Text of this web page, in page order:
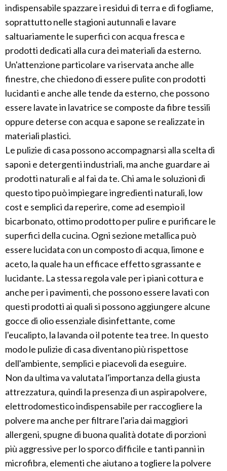
indispensabile spazzare i residui di terra e di fogliame,
soprattutto nelle stagioni autunnali e lavare
saltuariamente le superfici con acqua fresca e
prodotti dedicati alla cura dei materiali da esterno.
Un'attenzione particolare va riservata anche alle
finestre, che chiedono di essere pulite con prodotti
lucidanti e anche alle tende da esterno, che possono
essere lavate in lavatrice se composte da fibre tessili
oppure deterse con acqua e sapone se realizzate in
materiali plastici.
Le pulizie di casa possono accompagnarsi alla scelta di
saponi e detergenti industriali, ma anche guardare ai
prodotti naturali e al fai da te. Chi ama le soluzioni di
questo tipo può impiegare ingredienti naturali, low
cost e semplici da reperire, come ad esempio il
bicarbonato, ottimo prodotto per pulire e purificare le
superfici della cucina. Ogni sezione metallica può
essere lucidata con un composto di acqua, limone e
aceto, la quale ha un efficace effetto sgrassante e
lucidante. La stessa regola vale per i piani cottura e
anche per i pavimenti, che possono essere lavati con
questi prodotti ai quali si possono aggiungere alcune
gocce di olio essenziale disinfettante, come
l'eucalipto, la lavanda o il potente tea tree. In questo
modo le pulizie di casa diventano più rispettose
dell'ambiente, semplici e piacevoli da eseguire.
Non da ultima va valutata l'importanza della giusta
attrezzatura, quindi la presenza di un aspirapolvere,
elettrodomestico indispensabile per raccogliere la
polvere ma anche per filtrare l'aria dai maggiori
allergeni, spugne di buona qualità dotate di porzioni
più aggressive per lo sporco difficile e tanti panni in
microfibra, elementi che aiutano a togliere la polvere